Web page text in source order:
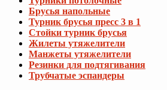
Брусья напольные
Турник брусья пресс 3 в 1
Стойки турник брусья
Жилеты утяжелители
Манжеты утяжелители
Резинки для подтягивания
Трубчатые эспандеры